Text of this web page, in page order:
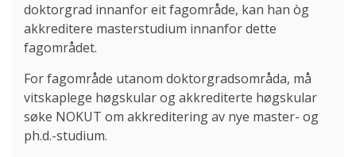
doktorgrad innanfor eit fagområde, kan han òg
akkreditere masterstudium innanfor dette
fagområdet.
For fagområde utanom doktorgradsområda, må
vitskaplege høgskular og akkrediterte høgskular
søke NOKUT om akkreditering av nye master- og
ph.d.-studium.